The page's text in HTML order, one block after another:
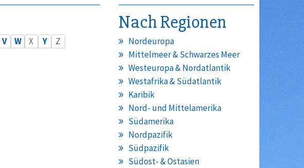
V W X Y Z
Nach Regionen
Nordeuropa
Mittelmeer & Schwarzes Meer
Westeuropa & Nordatlantik
Westafrika & Südatlantik
Karibik
Nord- und Mittelamerika
Südamerika
Nordpazifik
Südpazifik
Südost- & Ostasien